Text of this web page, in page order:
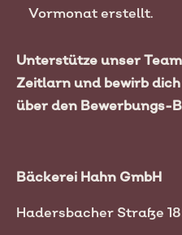
Vormonat erstellt.
Unterstütze unser
Zeitlarn und bewirb
über den Bewerbungs-
Bäckerei Hahn GmbH
Hadersbacher Straße